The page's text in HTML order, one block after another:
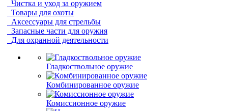
Чистка и уход за оружием
Товары для охоты
Аксессуары для стрельбы
Запасные части для оружия
Для охранной деятельности
Гладкоствольное оружие
Комбинированное оружие
Комиссионное оружие